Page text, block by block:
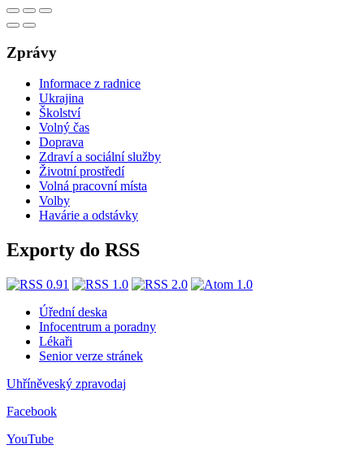
Zprávy
Informace z radnice
Ukrajina
Školství
Volný čas
Doprava
Zdraví a sociální služby
Životní prostředí
Volná pracovní místa
Volby
Havárie a odstávky
Exporty do RSS
Úřední deska
Infocentrum a poradny
Lékaři
Senior verze stránek
Uhříněveský zpravodaj
Facebook
YouTube